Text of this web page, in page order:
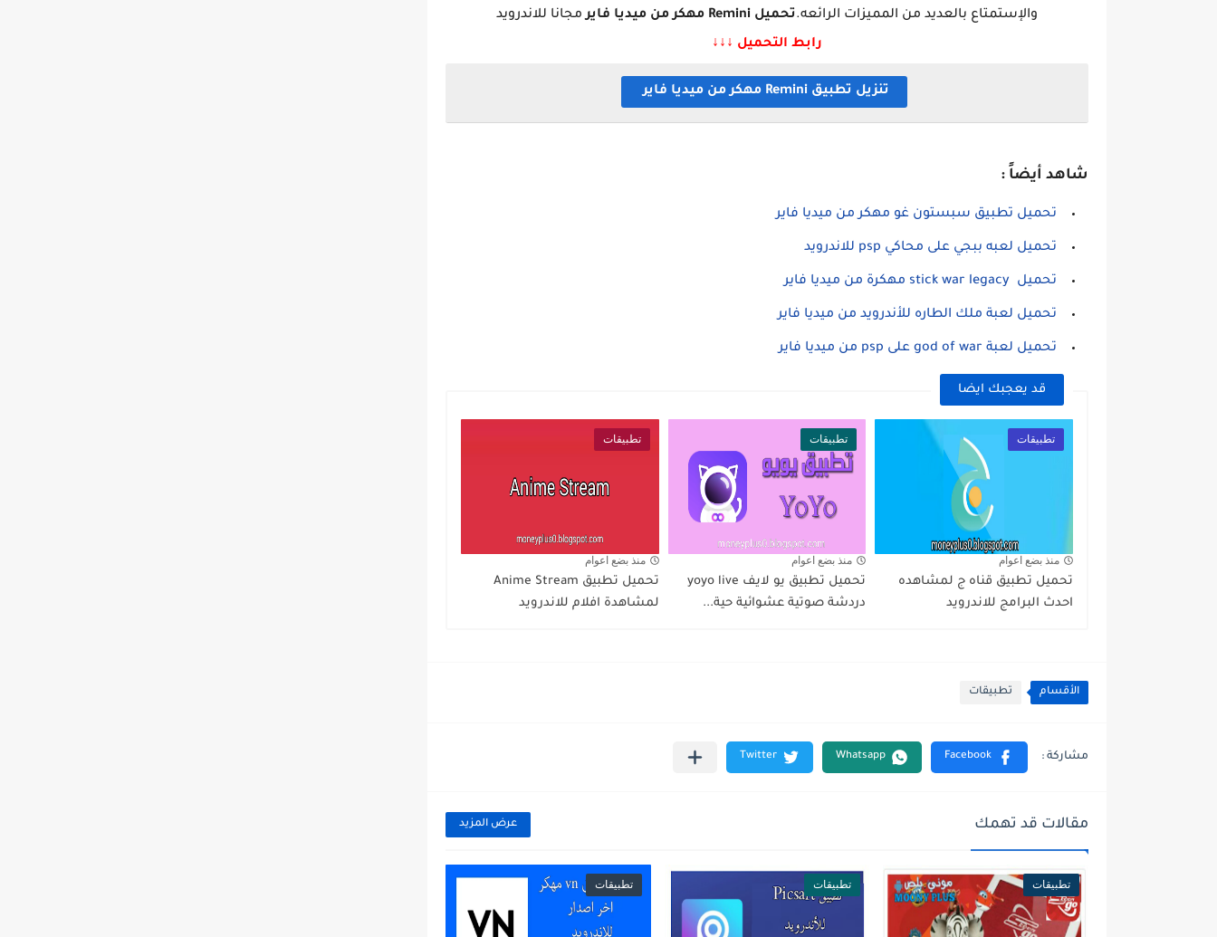
والإستمتاع بالعديد من المميزات الرائعه.تحميل Remini مهكرمن ميديا فايرمجانا للاندرويد
رابط التحميل ↓↓↓
تنزيل تطبيق Remini مهكرمن ميديا فاير
شاهد أيضاً :
تحميل تطبيق سبستون غو مهكر من ميديا فاير
تحميل لعبه ببجي على محاكي psp للاندرويد
تحميل stick war legacy مهكرة من ميديا فاير
تحميل لعبة ملك الطاره للأندرويد من ميديا فاير
تحميل لعبة god of war على psp من ميديا فاير
قد يعجبك ايضا
تطبيقات
منذ بضع اعوام
تحميل تطبيق قناه ج لمشاهده
احدث البرامج للاندرويد
تطبيقات
منذ بضع اعوام
تحميل تطبيق يو لايف yoyo live
دردشة صوتية عشوائية حية...
تطبيقات
منذ بضع اعوام
تحميل تطبيق Anime Stream
لمشاهدة افلام للاندرويد
الأقسام تطبيقات
مقالات قد تهمك عرض المزيد
تطبيقات تطبيقات تطبيقات